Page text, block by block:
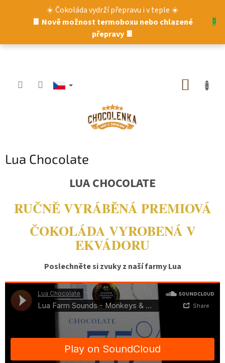
☀️ Čokoláda vydrží přepravu i v teple ☀️
🍫 Nově možnost termoboxu nebo chlazené
přepravy 🍫
Lua Chocolate
LUA CHOCOLATE
RUČNĚ VYRÁBĚNÁ PREMIOVÁ
ČOKOLÁDA VYROBENÁ V
EKVÁDORU
Poslechněte si zvuky z naší farmy Lua